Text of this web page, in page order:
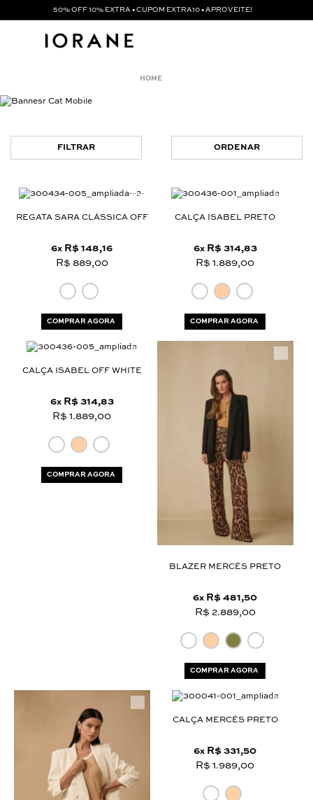
50% OFF 10% EXTRA • CUPOM EXTRA10 • APROVEITE!
FILTRAR ORDENAR
REGATA SARA CLÁSSICA OFF
6x R$ 148,16
R$ 889,00
COMPRAR AGORA
CALÇA ISABEL PRETO
6x R$ 314,83
R$ 1.889,00
COMPRAR AGORA
CALÇA ISABEL OFF WHITE
6x R$ 314,83
R$ 1.889,00
COMPRAR AGORA
BLAZER MERCÊS PRETO
6x R$ 481,50
R$ 2.889,00
COMPRAR AGORA
CALÇA MERCÊS PRETO
6x R$ 331,50
R$ 1.989,00